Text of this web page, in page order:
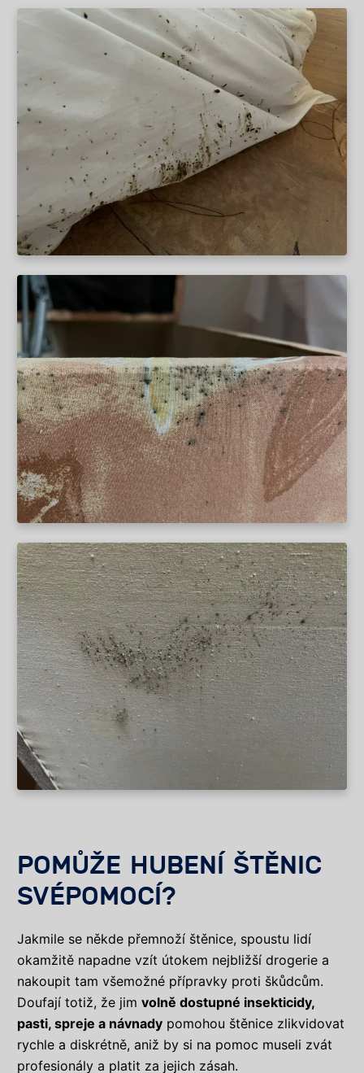
POMŮŽE HUBENÍ ŠTĚNIC
SVÉPOMOCÍ?
Jakmile se někde přemnoží štěnice, spoustu lidí
okamžitě napadne vzít útokem nejbližší drogerie a
nakoupit tam všemožné přípravky proti škůdcům.
Doufají totiž, že jim volně dostupné insekticidy,
pasti, spreje a návnady pomohou štěnice zlikvidovat
rychle a diskrétně, aniž by si na pomoc museli zvát
profesionály a platit za jejich zásah.